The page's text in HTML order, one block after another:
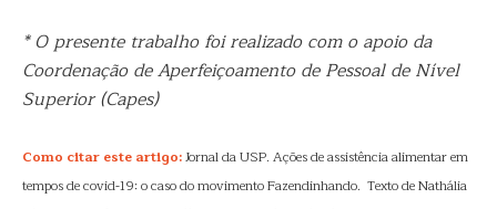
* O presente trabalho foi realizado com o apoio da
Coordenação de Aperfeiçoamento de Pessoal de Nível
Superior (Capes)
Como citar este artigo:Jornal da USP. Ações de assistência alimentar em
tempos de covid-19: o caso do movimento Fazendinhando. Texto de Nathália